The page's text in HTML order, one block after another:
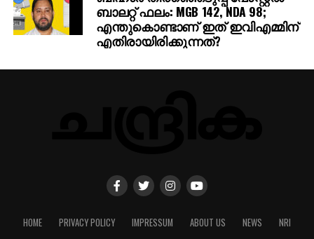
ബാലറ്റ് ഫലം: MGB 142, NDA 98;
എന്തുകൊണ്ടാണ് ഇത് ഇവിഎമ്മിന്
എതിരായിരിക്കുന്നത്?
HOME PRIVACY POLICY IMPRESSUM ABOUT US NEWS NRI